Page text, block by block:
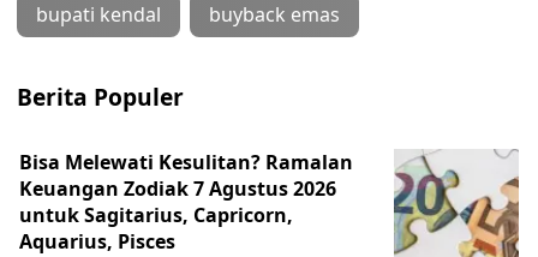
bupati kendal buyback emas
Berita Populer
Bisa Melewati Kesulitan? Ramalan
Keuangan Zodiak 7 Agustus 2026
untuk Sagitarius, Capricorn,
Aquarius, Pisces